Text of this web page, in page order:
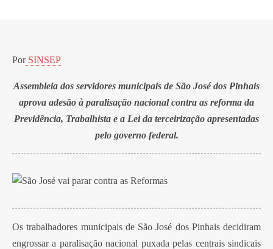
PorSINSEP
Assembleia dos servidores municipais de São José dos Pinhais
aprova adesão à paralisação nacional contra as reforma da
Previdência, Trabalhista e a Lei da terceirização apresentadas
pelo governo federal.
Os trabalhadores municipais de São José dos Pinhais decidiram
engrossar a paralisação nacional puxada pelas centrais sindicais